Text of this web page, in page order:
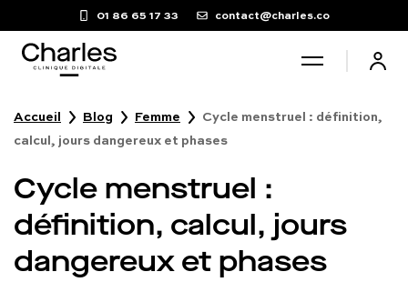
01 86 65 17 33 contact@charles.co
Santé sexuelle
Poids
Troubles du sommeil
Accueil Blog Femme
Cycle menstruel : définition,
calcul, jours dangereux et phases
Cycle menstruel :
définition, calcul, jours
dangereux et phases